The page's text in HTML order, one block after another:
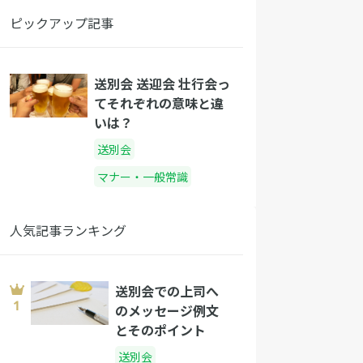
ピックアップ記事
送別会 送迎会 壮行会っ
てそれぞれの意味と違
いは？
送別会
マナー・一般常識
人気記事ランキング
送別会での上司へ
のメッセージ例文
とそのポイント
送別会